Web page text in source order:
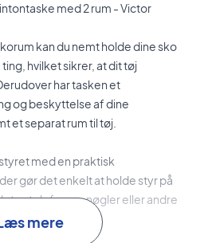
med 2 rum -Victor
kan du nemt holde dine sko
hvilket sikrer, at dit tøj
har tasken et
og beskyttelse af dine
et separat rum til tøj.
med en praktisk
gør det enkelt at holde styr på
er telefonen, nøgler eller andre
mere